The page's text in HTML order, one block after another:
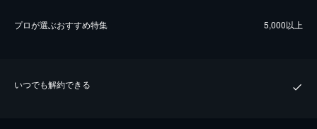
プロが選ぶおすすめ特集 5,000以上
いつでも解約できる